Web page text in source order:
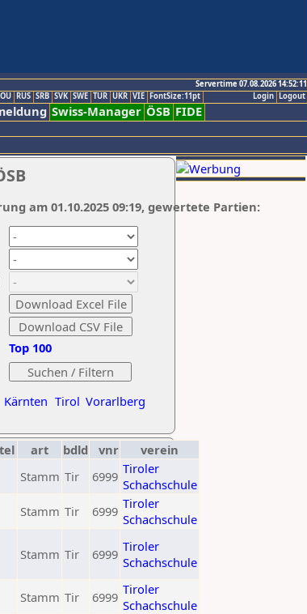
Servertime 07.08.2026 14:52:11
Logout
Login
RUS SRB SVK SWE TUR UKR VIE FontSize:11pt
Swiss-Manager ÖSB FIDE
Kärnten Tirol Vorarlberg
Top 100
am 01.10.2025 09:19, gewertete Partien:
art bdld vnr
verein
Stamm Tir 6999 Tiroler
Schachschule
Stamm Tir 6999 Tiroler
Schachschule
Stamm Tir 6999 Tiroler
Schachschule
Stamm Tir 6999 Tiroler
Schachschule